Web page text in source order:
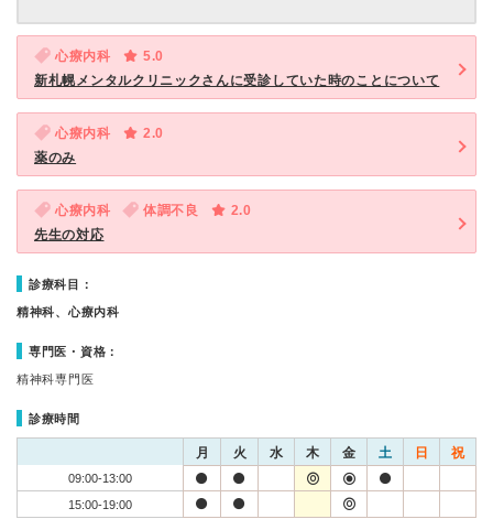
心療内科
5.0
新札幌メンタルクリニックさんに受診していた時のことについて
心療内科
2.0
薬のみ
心療内科 体調不良
2.0
先生の対応
診療科目：
精神科、心療内科
専門医・資格：
精神科専門医
診療時間
月 火 水 木 金 土 日 祝
09:00-13:00
15:00-19:00